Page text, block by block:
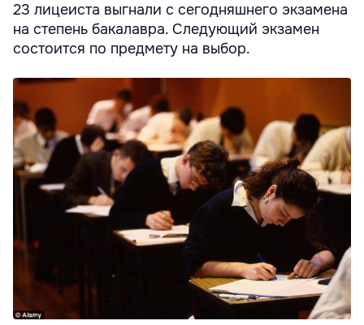
23 лицеиста выгнали с сегодняшнего экзамена
на степень бакалавра. Следующий экзамен
состоится по предмету на выбор.